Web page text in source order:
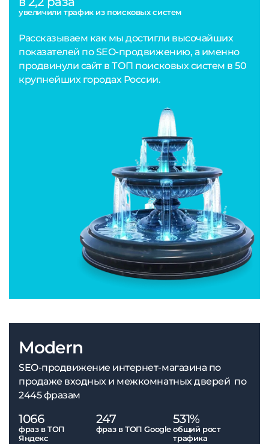
увеличили трафик из поисковых систем
Рассказываем как мы достигли высочайших
показателей по SEO-продвижению, а именно
продвинули сайт в ТОП поисковых систем в 50
крупнейших городах России.
Modern
SEO-продвижение интернет-магазина по
продаже входных и межкомнатных дверей по
2445 фразам
1066
фраз в ТОП
Яндекс
247
фраз в ТОП Google
531%
общий рост
трафика